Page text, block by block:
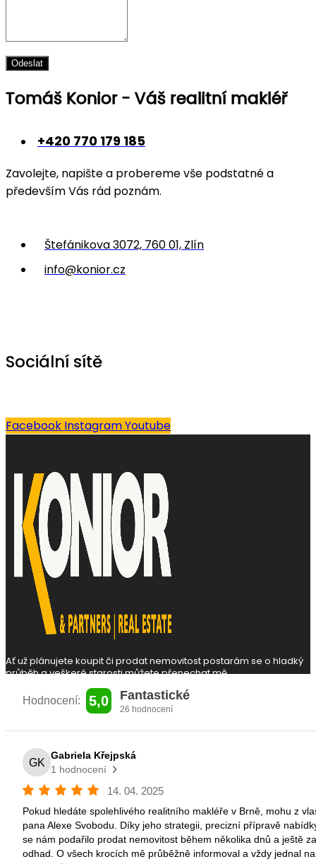
Odeslat
Tomáš Konior - Váš realitní makléř
+420 770 179 185
Zavolejte, napište a probereme vše podstatné a
především Vás rád poznám.
Štefánikova 3072, 760 01, Zlín
info@konior.cz
Sociální sítě
Facebook InstagramYoutube
Ať už plánujete koupit či prodat nemovitostpostarám se o hladký
průběh a veškeréstarosti můžete přenechat mě.